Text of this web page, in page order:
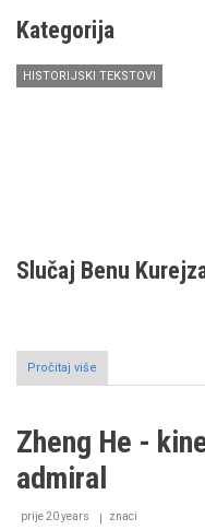
Kategorija
HISTORIJSKI TEKSTOVI
Slučaj Benu
Pročitaj više
Slučaj
odgovor
jedan
knjige
Zheng He -
admiral
prije 20 years znaci